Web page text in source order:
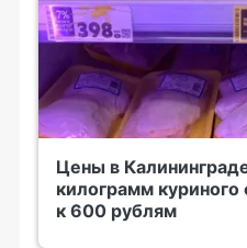
Цены в
килограмм
к 600 рублям